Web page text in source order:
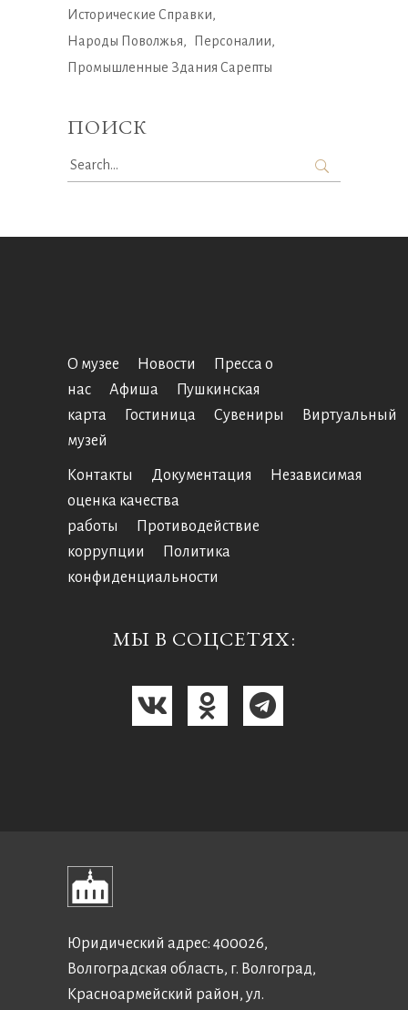
Исторические Справки
Народы Поволжья
Персоналии
Промышленные Здания Сарепты
ПОИСК
Search
for:
О музее Новости
Пресса о
нас
Афиша
Пушкинская
карта
Гостиница Сувениры
Виртуальный
музей
Контакты Документация
Независимая
оценка качества
работы
Противодействие
коррупции
Политика
конфиденциальности
МЫ В СОЦСЕТЯХ:
Юридический адрес: 400026,
Волгоградская область, г. Волгоград,
Красноармейский район, ул.